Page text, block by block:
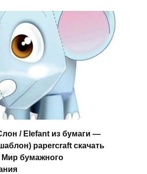
/ Elefant из бумаги —
papercraft скачать
Мир бумажного